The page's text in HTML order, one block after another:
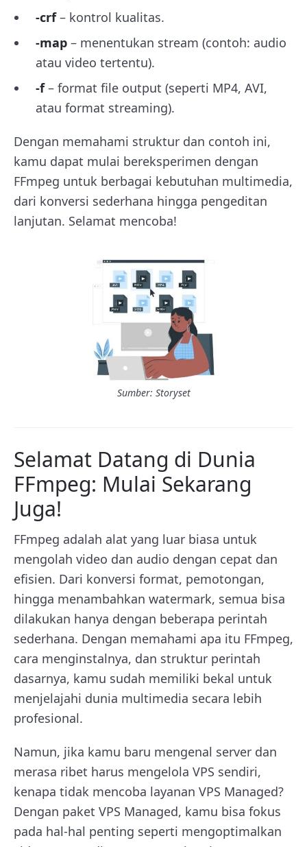
-crf– kontrol kualitas.
-map – menentukan stream (contoh: audio
atau video tertentu).
-f– format file output (seperti MP4, AVI,
atau format streaming).
Dengan memahami struktur dan contoh ini,
kamu dapat mulai bereksperimen dengan
FFmpeg untuk berbagai kebutuhan multimedia,
dari konversi sederhana hingga pengeditan
lanjutan. Selamat mencoba!
Sumber: Storyset
Selamat Datang di Dunia
FFmpeg: Mulai Sekarang
Juga!
FFmpeg adalah alat yang luar biasa untuk
mengolah video dan audio dengan cepat dan
efisien. Dari konversi format, pemotongan,
hingga menambahkan watermark, semua bisa
dilakukan hanya dengan beberapa perintah
sederhana. Dengan memahami apa itu FFmpeg,
cara menginstalnya, dan struktur perintah
dasarnya, kamu sudah memiliki bekal untuk
menjelajahi dunia multimedia secara lebih
profesional.
Namun, jika kamu baru mengenal server dan
merasa ribet harus mengelola VPS sendiri,
kenapa tidak mencoba layanan VPS Managed?
Dengan paket VPS Managed, kamu bisa fokus
pada hal-hal penting seperti mengoptimalkan